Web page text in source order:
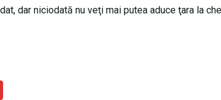
dar niciodată nu veţi mai putea aduce ţara la